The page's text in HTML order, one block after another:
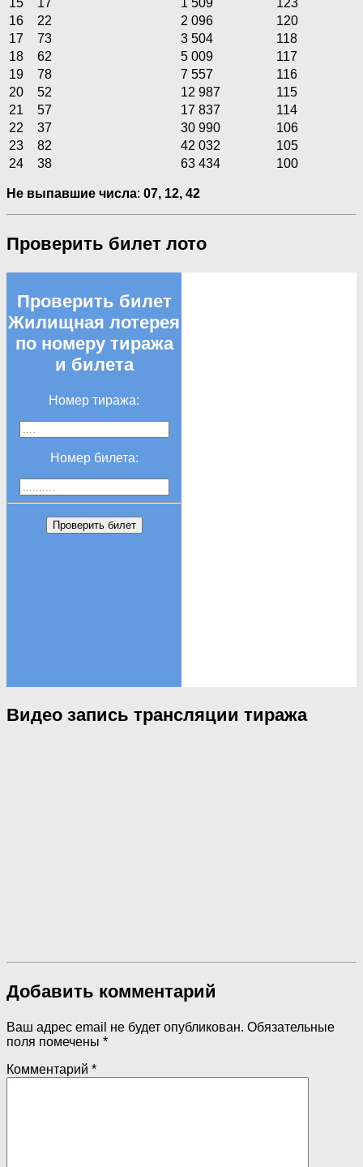
15 17 1 509
123
16
22 2 096
120
17
73 3 504
118
18
62 5 009
117
19
78 7 557
116
20
52 12 987
115
21
57 17 837
114
22
37 30 990
106
23
82 42 032
105
24
38 63 434 100
Не выпавшие числа: 07, 12, 42
Проверить билет лото
Проверить билет
Жилищная лотерея
по номеру тиража
и билета
Номер тиража:
Номер билета:
Проверить билет
Видео запись трансляции тиража
Добавить комментарий
Ваш адрес email не будет опубликован. Обязательные
поля помечены *
Комментарий *